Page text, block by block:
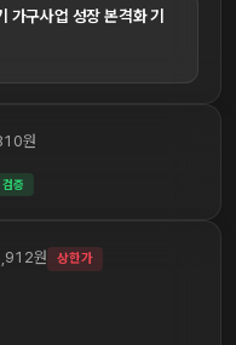
구사업 성장 본격화 기
원
검증
원 상한가